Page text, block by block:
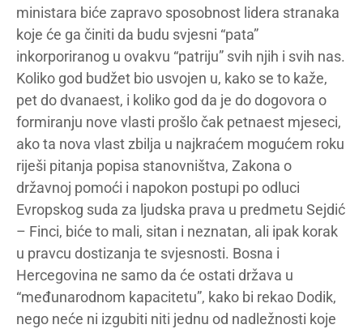
ministara biće zapravo sposobnost lidera stranaka
koje će ga činiti da budu svjesni “pata”
inkorporiranog u ovakvu “patriju” svih njih i svih nas.
Koliko god budžet bio usvojen u, kako se to kaže,
pet do dvanaest, i koliko god da je do dogovora o
formiranju nove vlasti prošlo čak petnaest mjeseci,
ako ta nova vlast zbilja u najkraćem mogućem roku
riješi pitanja popisa stanovništva, Zakona o
državnoj pomoći i napokon postupi po odluci
Evropskog suda za ljudska prava u predmetu Sejdić
– Finci, biće to mali, sitan i neznatan, ali ipak korak
u pravcu dostizanja te svjesnosti. Bosna i
Hercegovina ne samo da će ostati država u
“međunarodnom kapacitetu”, kako bi rekao Dodik,
nego neće ni izgubiti niti jednu od nadležnosti koje